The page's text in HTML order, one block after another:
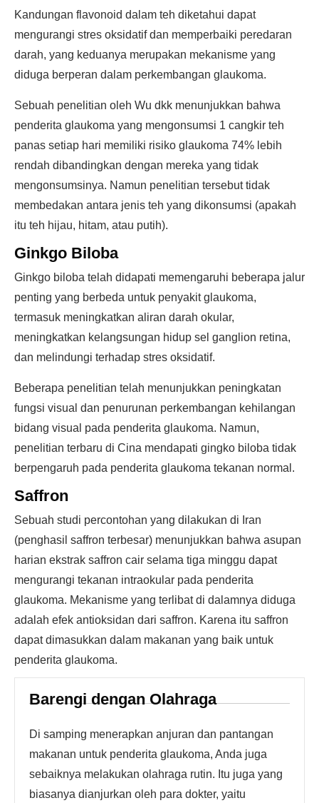
Kandungan flavonoid dalam teh diketahui dapat
mengurangi stres oksidatif dan memperbaiki peredaran
darah, yang keduanya merupakan mekanisme yang
diduga berperan dalam perkembangan glaukoma.
Sebuah penelitian oleh Wu dkk menunjukkan bahwa
penderita glaukoma yang mengonsumsi 1 cangkir teh
panas setiap hari memiliki risiko glaukoma 74% lebih
rendah dibandingkan dengan mereka yang tidak
mengonsumsinya. Namun penelitian tersebut tidak
membedakan antara jenis teh yang dikonsumsi (apakah
itu teh hijau, hitam, atau putih).
Ginkgo Biloba
Ginkgo biloba telah didapati memengaruhi beberapa jalur
penting yang berbeda untuk penyakit glaukoma,
termasuk meningkatkan aliran darah okular,
meningkatkan kelangsungan hidup sel ganglion retina,
dan melindungi terhadap stres oksidatif.
Beberapa penelitian telah menunjukkan peningkatan
fungsi visual dan penurunan perkembangan kehilangan
bidang visual pada penderita glaukoma. Namun,
penelitian terbaru di Cina mendapati gingko biloba tidak
berpengaruh pada penderita glaukoma tekanan normal.
Saffron
Sebuah studi percontohan yang dilakukan di Iran
(penghasil saffron terbesar) menunjukkan bahwa asupan
harian ekstrak saffron cair selama tiga minggu dapat
mengurangi tekanan intraokular pada penderita
glaukoma. Mekanisme yang terlibat di dalamnya diduga
adalah efek antioksidan dari saffron. Karena itu saffron
dapat dimasukkan dalam makanan yang baik untuk
penderita glaukoma.
Barengi dengan Olahraga
Di samping menerapkan anjuran dan pantangan
makanan untuk penderita glaukoma, Anda juga
sebaiknya melakukan olahraga rutin. Itu juga yang
biasanya dianjurkan oleh para dokter, yaitu